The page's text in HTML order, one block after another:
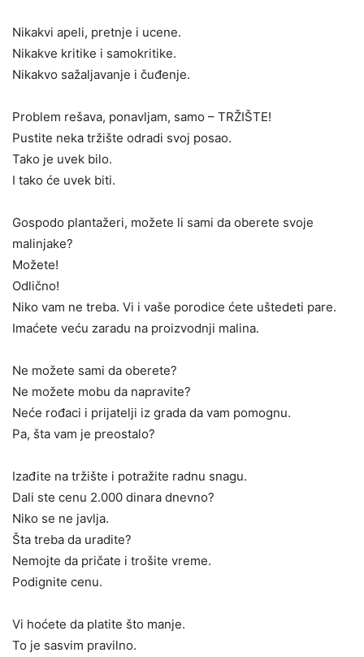
Nikakvi apeli, pretnje i ucene.
Nikakve kritike i samokritike.
Nikakvo sažaljavanje i čuđenje.
Problem rešava, ponavljam, samo – TRŽIŠTE!
Pustite neka tržište odradi svoj posao.
Tako je uvek bilo.
I tako će uvek biti.
Gospodo plantažeri, možete li sami da oberete svoje
malinjake?
Možete!
Odlično!
Niko vam ne treba. Vi i vaše porodice ćete uštedeti pare.
Imaćete veću zaradu na proizvodnji malina.
Ne možete sami da oberete?
Ne možete mobu da napravite?
Neće rođaci i prijatelji iz grada da vam pomognu.
Pa, šta vam je preostalo?
Izađite na tržište i potražite radnu snagu.
Dali ste cenu 2.000 dinara dnevno?
Niko se ne javlja.
Šta treba da uradite?
Nemojte da pričate i trošite vreme.
Podignite cenu.
Vi hoćete da platite što manje.
To je sasvim pravilno.